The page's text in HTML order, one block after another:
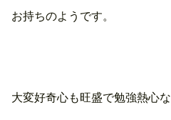
お持ちのようです。
大変好奇心も旺盛で勉強熱心な